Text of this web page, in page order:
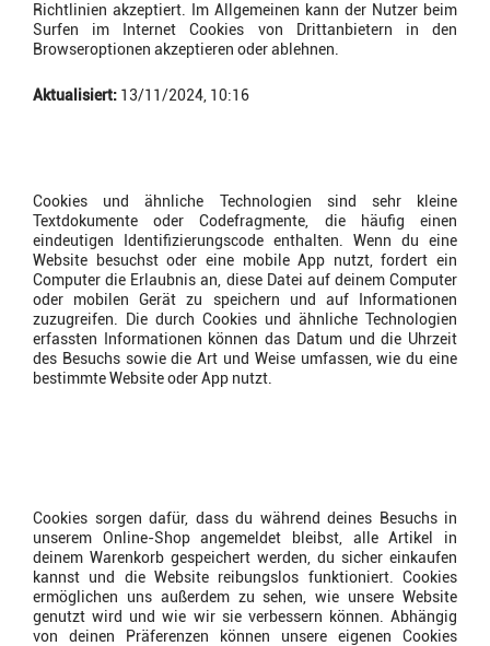
Richtlinien akzeptiert. Im Allgemeinen kann der Nutzer beim
Surfen im Internet Cookies von Drittanbietern in den
Browseroptionen akzeptieren oder ablehnen.
Aktualisiert: 13/11/2024, 10:16
Cookies und ähnliche Technologien sind sehr kleine
Textdokumente oder Codefragmente, die häufig einen
eindeutigen Identifizierungscode enthalten. Wenn du eine
Website besuchst oder eine mobile App nutzt, fordert ein
Computer die Erlaubnis an, diese Datei auf deinem Computer
oder mobilen Gerät zu speichern und auf Informationen
zuzugreifen. Die durch Cookies und ähnliche Technologien
erfassten Informationen können das Datum und die Uhrzeit
des Besuchs sowie die Art und Weise umfassen, wie du eine
bestimmte Website oder App nutzt.
Cookies sorgen dafür, dass du während deines Besuchs in
unserem Online-Shop angemeldet bleibst, alle Artikel in
deinem Warenkorb gespeichert werden, du sicher einkaufen
kannst und die Website reibungslos funktioniert. Cookies
ermöglichen uns außerdem zu sehen, wie unsere Website
genutzt wird und wie wir sie verbessern können. Abhängig
von deinen Präferenzen können unsere eigenen Cookies